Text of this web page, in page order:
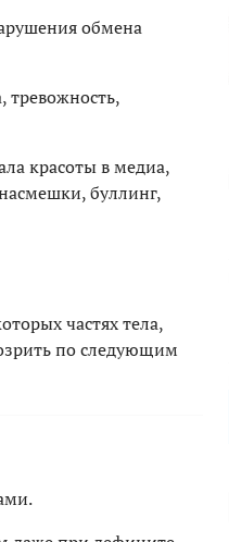
обмена
тревожность,
красоты в медиа,
буллинг,
частях тела,
по следующим